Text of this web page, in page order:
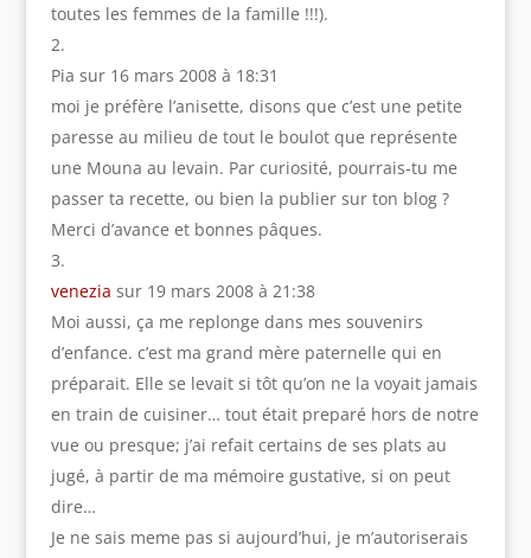
toutes les femmes de la famille !!!).
Pia sur 16 mars 2008 à 18:31
moi je préfère l’anisette, disons que c’est une petite
paresse au milieu de tout le boulot que représente
une Mouna au levain. Par curiosité, pourrais-tu me
passer ta recette, ou bien la publier sur ton blog ?
Merci d’avance et bonnes pâques.
venezia sur 19 mars 2008 à 21:38
Moi aussi, ça me replonge dans mes souvenirs
d’enfance. c’est ma grand mère paternelle qui en
préparait. Elle se levait si tôt qu’on ne la voyait jamais
en train de cuisiner… tout était preparé hors de notre
vue ou presque; j’ai refait certains de ses plats au
jugé, à partir de ma mémoire gustative, si on peut
dire…
Je ne sais meme pas si aujourd’hui, je m’autoriserais